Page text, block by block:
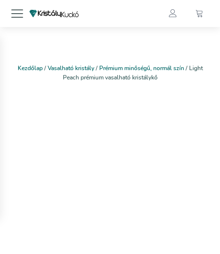
Kezdőlap/Vasalható kristály/ Prémium minőségű, normál szín/ Light
Peach prémium vasalható kristálykő